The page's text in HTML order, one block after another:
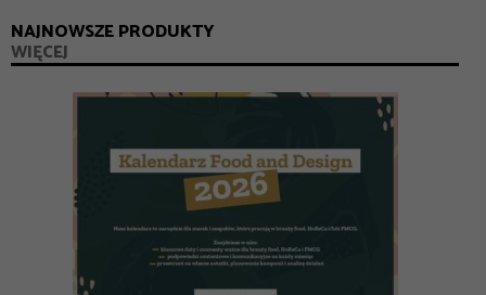
NAJNOWSZE PRODUKTY
WIĘCEJ